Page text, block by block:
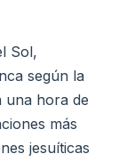
Sol,
según la
una hora de
más
jesuíticas